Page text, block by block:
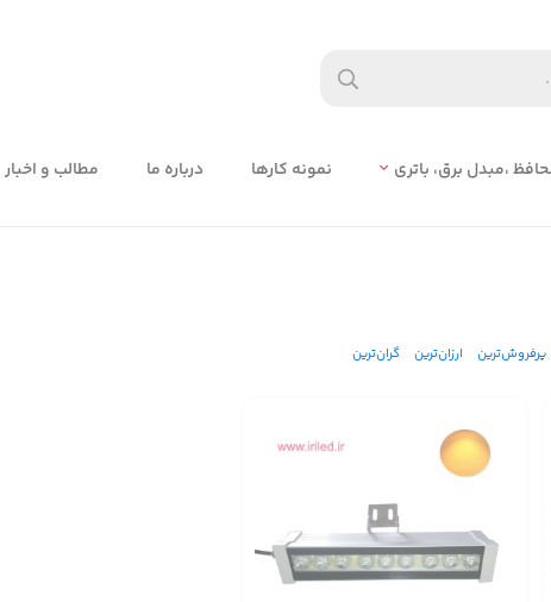
،مبدل برق، باتري نمونه کارها درباره ما مطالب و اخبار
پرفروش‌ترین ارزان‌ترین گران‌ترین